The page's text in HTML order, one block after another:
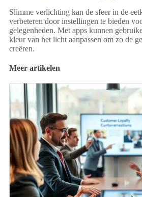
Slimme verlichting kan de sfeer in de
verbeteren door instellingen te bieden
gelegenheden. Met apps kunnen
kleur van het licht aanpassen om zo de
creëren.
Meer artikelen